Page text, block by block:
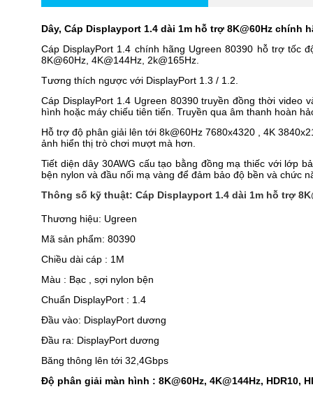
Dây, Cáp Displayport 1.4 dài 1m hỗ trợ 8K@60Hz chính
Cáp DisplayPort 1.4 chính hãng Ugreen 80390 hỗ trợ tốc
8K@60Hz, 4K@144Hz, 2k@165Hz.
Tương thích ngược với DisplayPort 1.3 / 1.2.
Cáp DisplayPort 1.4 Ugreen 80390 truyền đồng thời video
hình hoặc máy chiếu tiên tiến. Truyền qua âm thanh hoàn
Hỗ trợ độ phân giải lên tới 8k@60Hz 7680x4320 , 4K
ảnh hiển thị trò chơi mượt mà hơn.
Tiết diện dây 30AWG cấu tạo bằng đồng mạ thiếc với lớp
bện nylon và đầu nối mạ vàng để đảm bảo độ bền và chức
Thông số kỹ thuật: Cáp Displayport 1.4 dài 1m hỗ trợ
Thương hiệu: Ugreen
Mã sản phẩm: 80390
Chiều dài cáp : 1M
Màu : Bạc , sợi nylon bện
Chuẩn DisplayPort : 1.4
Đầu vào: DisplayPort dương
Đầu ra: DisplayPort dương
Băng thông lên tới 32,4Gbps
Độ phân giải màn hình : 8K@60Hz, 4K@144Hz, HDR10,